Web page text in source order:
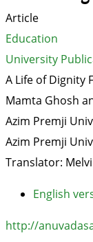
Article
Education
University
A Life of Dignity
Mamta Ghosh
Azim Premji
Azim Premji
Translator:
English
http://